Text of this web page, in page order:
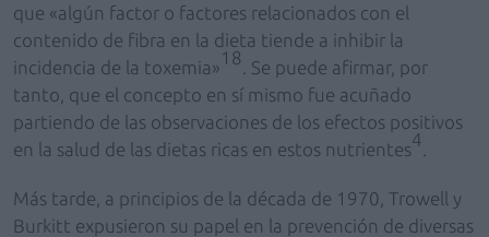
que «algún factor o factores relacionados con el
contenido de fibra en la dieta tiende a inhibir la
incidencia de la toxemia»18 . Se puede afirmar, por
tanto, que el concepto en sí mismo fue acuñado
partiendo de las observaciones de los efectos positivos
en la salud de las dietas ricas en estos nutrientes4
Más tarde, a principios de la década de 1970, Trowell y
Burkitt expusieron su papel en la prevención de diversas